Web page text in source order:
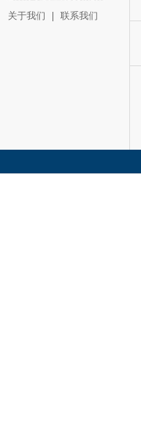
关于我们 联系我们